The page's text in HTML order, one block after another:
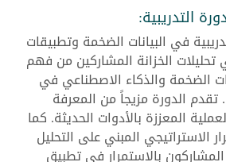
التدريبية:
في البيانات الضخمة وتطبيقات
الخزانة المشاركين من فهم
الضخمة والذكاء الاصطناعي في
تقدم الدورة مزيجاً من المعرفة
المعززة بالأدوات الحديثة. كما
الاستراتيجي المبني على التحليل
المشاركون بالاستمرار في تطبيق